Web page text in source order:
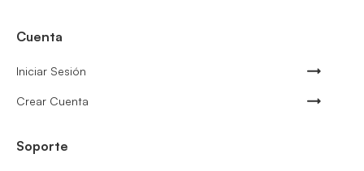
Cuenta
Iniciar Sesión
Crear Cuenta
Soporte